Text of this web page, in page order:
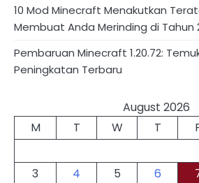
10 Mod Minecraft Menakutkan
Membuat Anda Merinding di Tahun
Pembaruan Minecraft 1.20.72:
Peningkatan Terbaru
August 2026
M
T W T
3
4 5 6